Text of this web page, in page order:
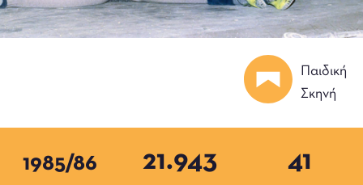
Παιδική
Σκηνή
1985/86 21.943 41